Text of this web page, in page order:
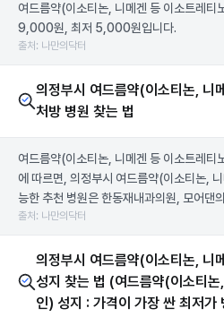
여드름약(이소티논, 니메겐 등 이소트레티
9,000원, 최저 5,000원입니다.
출처: 나만의닥터
의정부시 여드름약(이소티논, 니
처방 병원 찾는 법
여드름약(이소티논, 니메겐 등 이소트레티
에 따르면, 의정부시 여드름약(이소티논,
능한 추천 병원은 한동재내과의원, 모어댄
출처: 나만의닥터
의정부시 여드름약(이소티논, 니
성지 찾는 법 (여드름약(이소티
인) 성지 : 가격이 가장 싼 최저가